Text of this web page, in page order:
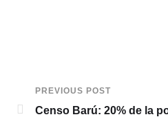
PREVIOUS POST
Censo Barú: 20% de la